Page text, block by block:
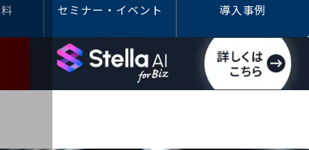
セミナー・イベント 導入事例